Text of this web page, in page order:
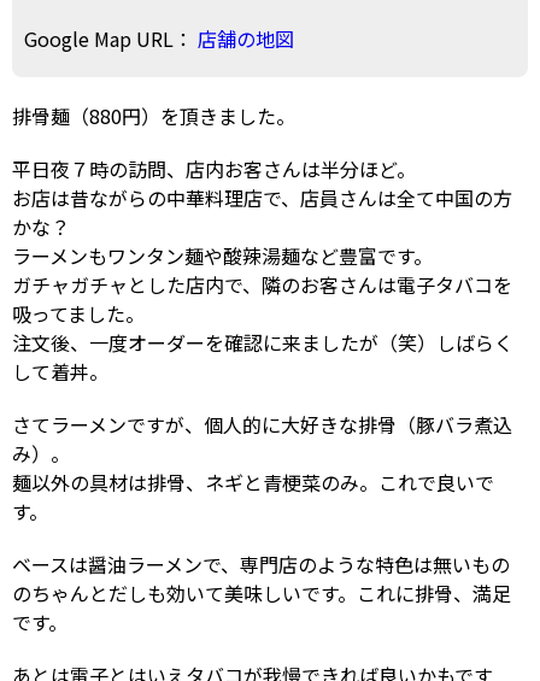
Google Map URL： 店舗の地図
排骨麺（880円）を頂きました。
平日夜７時の訪問、店内お客さんは半分ほど。
お店は昔ながらの中華料理店で、店員さんは全て中国の方
かな？
ラーメンもワンタン麺や酸辣湯麺など豊富です。
ガチャガチャとした店内で、隣のお客さんは電子タバコを
吸ってました。
注文後、一度オーダーを確認に来ましたが（笑）しばらく
して着丼。
さてラーメンですが、個人的に大好きな排骨（豚バラ煮込
み）。
麺以外の具材は排骨、ネギと青梗菜のみ。これで良いで
す。
ベースは醤油ラーメンで、専門店のような特色は無いもの
のちゃんとだしも効いて美味しいです。これに排骨、満足
です。
あとは電子とはいえタバコが我慢できれば良いかもです